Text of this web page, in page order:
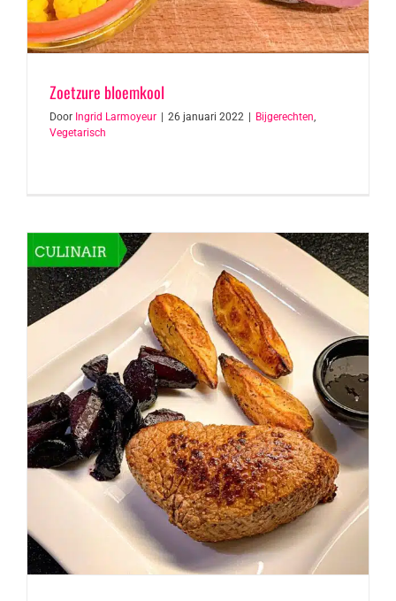
Zoetzure bloemkool
Door Ingrid Larmoyeur 26 januari 2022 Bijgerechten,
Vegetarisch